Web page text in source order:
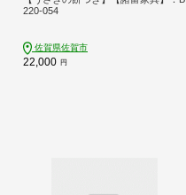
220-054
佐賀県佐賀市
22,000 円